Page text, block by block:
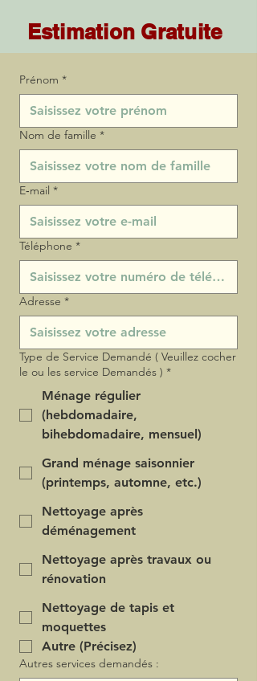
Estimation Gratuite
Prénom *
Nom de famille *
E‑mail *
Téléphone *
Adresse *
Type de Service Demandé ( Veuillez cocher
le ou les service Demandés ) *
Ménage régulier
(hebdomadaire,
bihebdomadaire, mensuel)
Grand ménage saisonnier
(printemps, automne, etc.)
Nettoyage après
déménagement
Nettoyage après travaux ou
rénovation
Nettoyage de tapis et
moquettes
Autre (Précisez)
Autres services demandés :